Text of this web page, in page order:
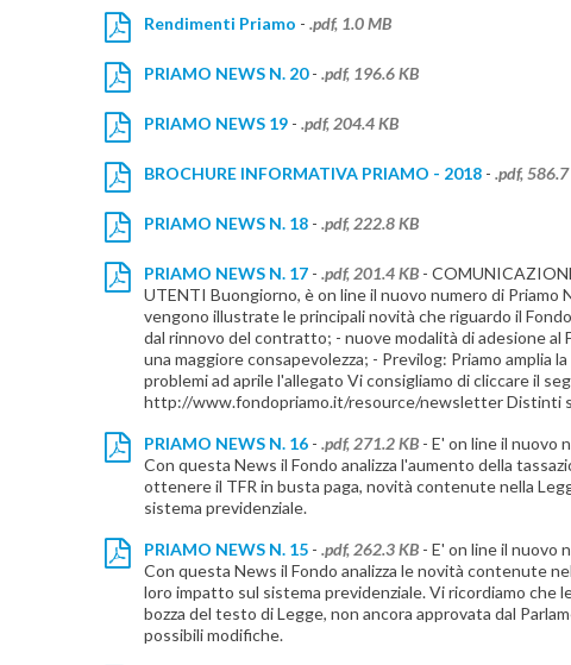
Rendimenti Priamo - .pdf, 1.0 MB
PRIAMO NEWS N. 20- .pdf, 196.6 KB
PRIAMO NEWS 19 - .pdf, 204.4 KB
BROCHURE INFORMATIVA PRIAMO - 2018 - .pdf,
PRIAMO NEWS N. 18 - .pdf, 222.8 KB
PRIAMO NEWS N. 17 - .pdf, 201.4 KB -
UTENTI Buongiorno, è on line il nuovo numero di
vengono illustrate le principali novità che riguardo il
dal rinnovo del contratto; - nuove modalità di adesione al
una maggiore consapevolezza; - Previlog: Priamo amplia
problemi ad aprile l'allegato Vi consigliamo di cliccare il
http://www.fondopriamo.it/resource/newsletter Distinti
PRIAMO NEWS N. 16 - .pdf, 271.2 KB - E' on line il nuovo
Con questa News il Fondo analizza l'aumento della
ottenere il TFR in busta paga, novità contenute nella
sistema previdenziale.
PRIAMO NEWS N. 15 - .pdf, 262.3 KB - E' on line il nuovo
Con questa News il Fondo analizza le novità contenute
loro impatto sul sistema previdenziale. Vi ricordiamo che
bozza del testo di Legge, non ancora approvata dal
possibili modifiche.